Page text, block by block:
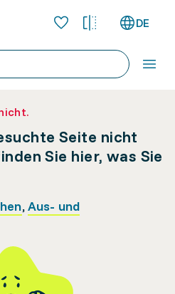
DE
Seite nicht
Sie hier, was Sie
,Aus- und